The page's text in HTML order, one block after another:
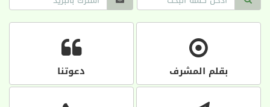
بقلم المشرف دعوتنا